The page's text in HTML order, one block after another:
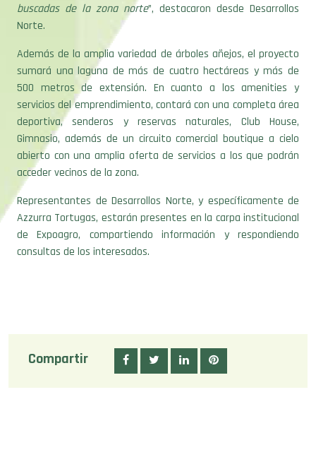
buscadas de la zona norte”, destacaron desde Desarrollos
Norte.
Además de la amplia variedad de árboles añejos, el proyecto
sumará una laguna de más de cuatro hectáreas y más de
500 metros de extensión. En cuanto a los amenities y
servicios del emprendimiento, contará con una completa área
deportiva, senderos y reservas naturales, Club House,
Gimnasio, además de un circuito comercial boutique a cielo
abierto con una amplia oferta de servicios a los que podrán
acceder vecinos de la zona.
Representantes de Desarrollos Norte, y específicamente de
Azzurra Tortugas, estarán presentes en la carpa institucional
de Expoagro, compartiendo información y respondiendo
consultas de los interesados.
Compartir